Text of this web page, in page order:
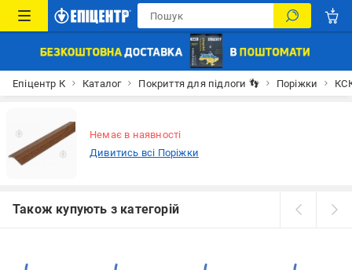
Епіцентр К Каталог Покриття для підлоги 👣 Поріжки
Немає в наявності
Дивитись всі Поріжки
Також купують з категорій